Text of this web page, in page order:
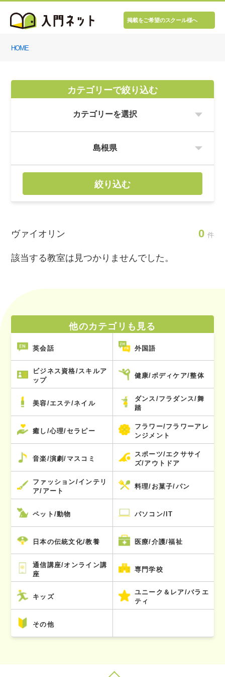
掲載をご希望のスクール様へ
HOME
カテゴリーで絞り込む
絞り込む
ヴァイオリン 0 件
該当する教室は見つかりませんでした。
他のカテゴリも見る
英会話 外国語
ビジネス資格/スキルア
ップ
健康/ボディケア/整体
美容/エステ/ネイル
ダンス/フラダンス/舞
踏
癒し/心理/セラピー
フラワー/フラワーアレ
ンジメント
音楽/演劇/マスコミ
スポーツ/エクササイ
ズ/アウトドア
ファッション/インテリ
ア/アート
料理/お菓子/パン
ペット/動物 パソコン/IT
日本の伝統文化/教養 医療/介護/福祉
通信講座/オンライン講
座
専門学校
キッズ
ユニーク＆レア/バラエ
ティ
その他